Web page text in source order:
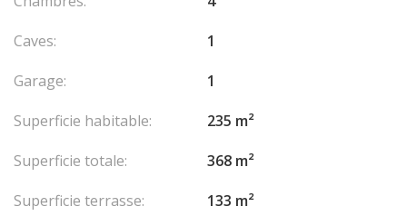
Caves:
1
Garage:
1
Superficie habitable:
235 m²
Superficie totale:
368 m²
Superficie terrasse:
133 m²